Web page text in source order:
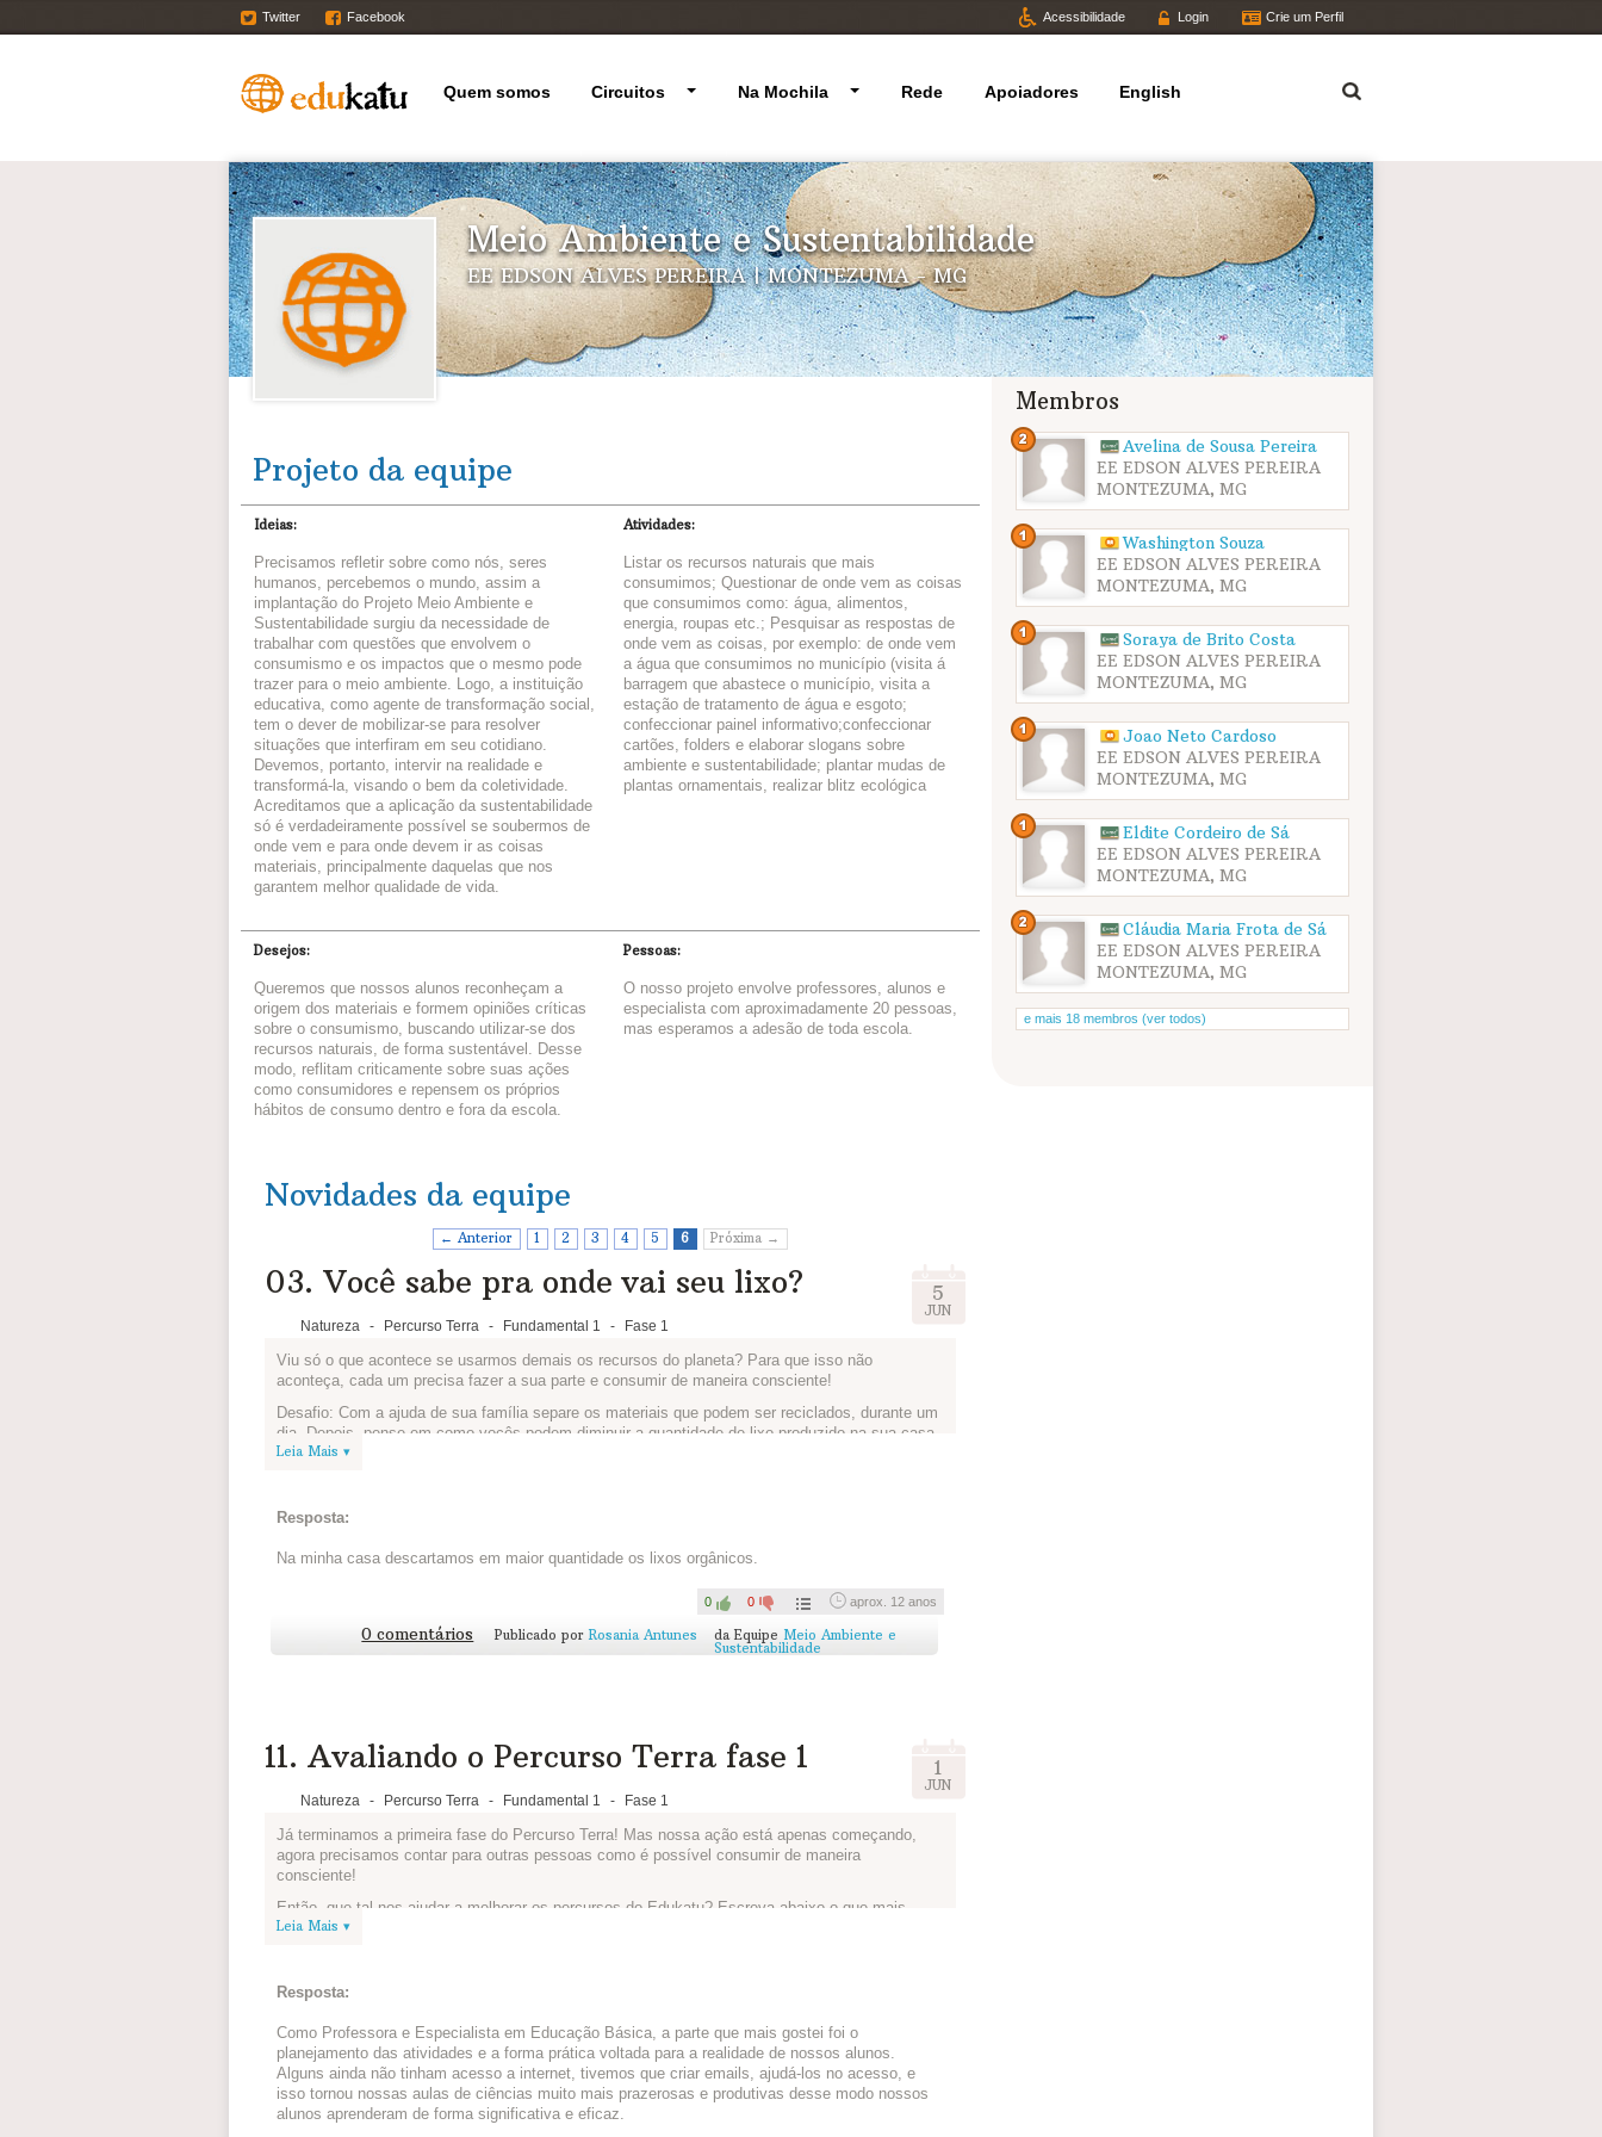
Twitter Facebook Acessibilidade Login Crie um Perfil
Quem somos Circuitos Na Mochila Rede Apoiadores English Termo
Meio Ambiente e Sustentabilidade
EE EDSON ALVES PEREIRA | MONTEZUMA - MG
Projeto da equipe
Ideias:
Precisamos refletir sobre como nós, seres
humanos, percebemos o mundo, assim a
implantação do Projeto Meio Ambiente e
Sustentabilidade surgiu da necessidade de
trabalhar com questões que envolvem o
consumismo e os impactos que o mesmo pode
trazer para o meio ambiente. Logo, a instituição
educativa, como agente de transformação social,
tem o dever de mobilizar-se para resolver
situações que interfiram em seu cotidiano.
Devemos, portanto, intervir na realidade e
transformá-la, visando o bem da coletividade.
Acreditamos que a aplicação da sustentabilidade
só é verdadeiramente possível se soubermos de
onde vem e para onde devem ir as coisas
materiais, principalmente daquelas que nos
garantem melhor qualidade de vida.
Atividades:
Listar os recursos naturais que mais
consumimos; Questionar de onde vem as coisas
que consumimos como: água, alimentos,
energia, roupas etc.; Pesquisar as respostas de
onde vem as coisas, por exemplo: de onde vem
a água que consumimos no município (visita á
barragem que abastece o município, visita a
estação de tratamento de água e esgoto;
confeccionar painel informativo;confeccionar
cartões, folders e elaborar slogans sobre
ambiente e sustentabilidade; plantar mudas de
plantas ornamentais, realizar blitz ecológica
Desejos:
Queremos que nossos alunos reconheçam a
origem dos materiais e formem opiniões críticas
sobre o consumismo, buscando utilizar-se dos
recursos naturais, de forma sustentável. Desse
modo, reflitam criticamente sobre suas ações
como consumidores e repensem os próprios
hábitos de consumo dentro e fora da escola.
Pessoas:
O nosso projeto envolve professores, alunos e
especialista com aproximadamente 20 pessoas,
mas esperamos a adesão de toda escola.
Novidades da equipe
← Anterior 1 2 3 4 5 6 Próxima →
03. Você sabe pra onde vai seu lixo?
Natureza - Percurso Terra - Fundamental 1 - Fase 1
5
JUN
Viu só o que acontece se usarmos demais os recursos do planeta? Para que isso não
aconteça, cada um precisa fazer a sua parte e consumir de maneira consciente!
Desafio: Com a ajuda de sua família separe os materiais que podem ser reciclados, durante um
dia. Depois, pense em como vocês podem diminuir a quantidade de lixo produzido na sua casa.
Converse com todos, juntos vocês podem ter ótimas ideias.
Leia Mais ▾
Resposta:
Na minha casa descartamos em maior quantidade os lixos orgânicos.
0 0 aprox. 12 anos
0 comentários Publicado por Rosania Antunes da Equipe Meio Ambiente e
Sustentabilidade
11. Avaliando o Percurso Terra fase 1
Natureza - Percurso Terra - Fundamental 1 - Fase 1
1
JUN
Já terminamos a primeira fase do Percurso Terra! Mas nossa ação está apenas começando,
agora precisamos contar para outras pessoas como é possível consumir de maneira
consciente!
Então, que tal nos ajudar a melhorar os percursos do Edukatu? Escreva abaixo o que mais
gostou de aprender sobre o uso consciente dos recursos naturais e o que podemos melhorar.
Leia Mais ▾
Resposta:
Como Professora e Especialista em Educação Básica, a parte que mais gostei foi o
planejamento das atividades e a forma prática voltada para a realidade de nossos alunos.
Alguns ainda não tinham acesso a internet, tivemos que criar emails, ajudá-los no acesso, e
isso tornou nossas aulas de ciências muito mais prazerosas e produtivas desse modo nossos
alunos aprenderam de forma significativa e eficaz.
Membros
Avelina de Sousa Pereira
EE EDSON ALVES PEREIRA
MONTEZUMA, MG
Washington Souza
EE EDSON ALVES PEREIRA
MONTEZUMA, MG
Soraya de Brito Costa
EE EDSON ALVES PEREIRA
MONTEZUMA, MG
Joao Neto Cardoso
EE EDSON ALVES PEREIRA
MONTEZUMA, MG
Eldite Cordeiro de Sá
EE EDSON ALVES PEREIRA
MONTEZUMA, MG
Cláudia Maria Frota de Sá
EE EDSON ALVES PEREIRA
MONTEZUMA, MG
e mais 18 membros (ver todos)